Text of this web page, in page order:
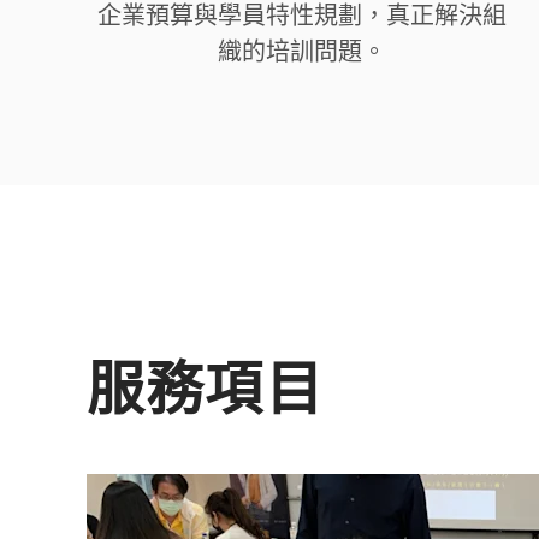
企業預算與學員特性規劃，真正解決組
織的培訓問題。
服務項目